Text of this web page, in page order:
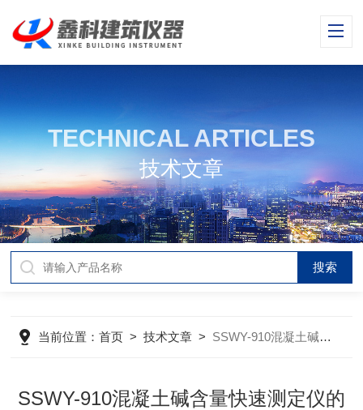
TECHNICAL ARTICLES
技术文章
当前位置：首页 >技术文章 > SSWY-910混凝土碱含量快速测定仪的技术参数及特点
SSWY-910混凝土碱含量快速测定仪的